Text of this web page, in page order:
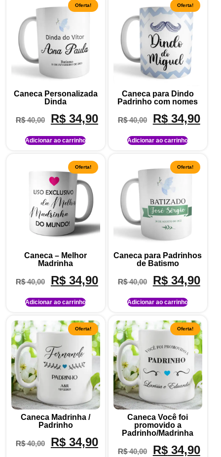
Oferta!
Caneca Personalizada
Dinda
R$40,00 R$34,90
Adicionar ao carrinho
Oferta!
Caneca para Dindo
Padrinho com nomes
R$40,00 R$34,90
Adicionar ao carrinho
Oferta!
Caneca – Melhor
Madrinha
R$40,00 R$34,90
Adicionar ao carrinho
Oferta!
Caneca para Padrinhos
de Batismo
R$40,00 R$34,90
Adicionar ao carrinho
Oferta!
Caneca Madrinha /
Padrinho
R$40,00 R$34,90
Oferta!
Caneca Você foi
promovido a
Padrinho/Madrinha
R$40,00 R$34,90